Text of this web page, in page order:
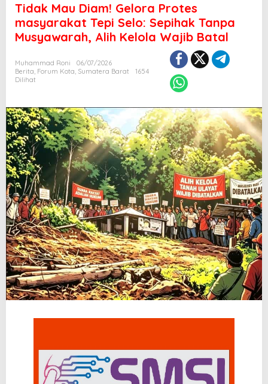
Tidak Mau Diam! Gelora Protes
masyarakat Tepi Selo: Sepihak Tanpa
Musyawarah, Alih Kelola Wajib Batal
Muhammad Roni
06/07/2026
Berita, Forum Kota, Sumatera Barat
1654
Dilihat